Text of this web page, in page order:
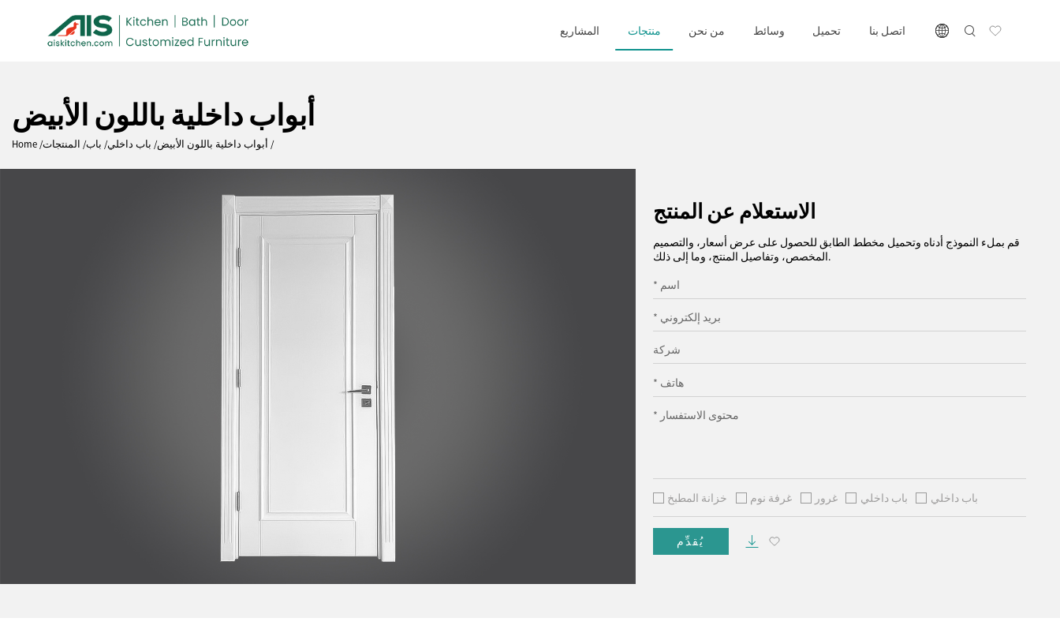
المشاريع منتجات من نحن وسائط تحميل اتصل بنا
أبواب داخلية باللون الأبيض
Home المنتجات باب باب داخلي أبواب داخلية باللون الأبيض
الاستعلام عن المنتج
قم بملء النموذج أدناه وتحميل مخطط الطابق للحصول على عرض أسعار، والتصميم
المخصص، وتفاصيل المنتج، وما إلى ذلك.
* اسم
* بريد إلكتروني
شركة
* هاتف
* محتوى الاستفسار
خزانة المطبخ غرفة نوم غرور باب داخلي باب داخلي
يُقدِّم